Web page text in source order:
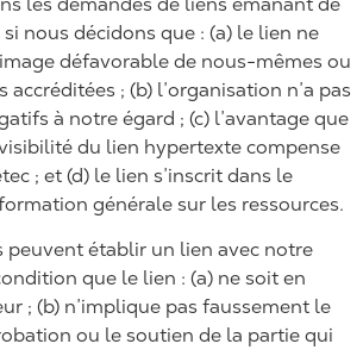
nous décidons que : (a) le lien ne
défavorable de nous-mêmes ou
; (b) l’organisation n’a pas
à notre égard ; (c) l’avantage que
du lien hypertexte compense
; et (d) le lien s’inscrit dans le
générale sur les ressources.
peuvent établir un lien avec notre
que le lien : (a) ne soit en
; (b) n’implique pas faussement le
ou le soutien de la partie qui